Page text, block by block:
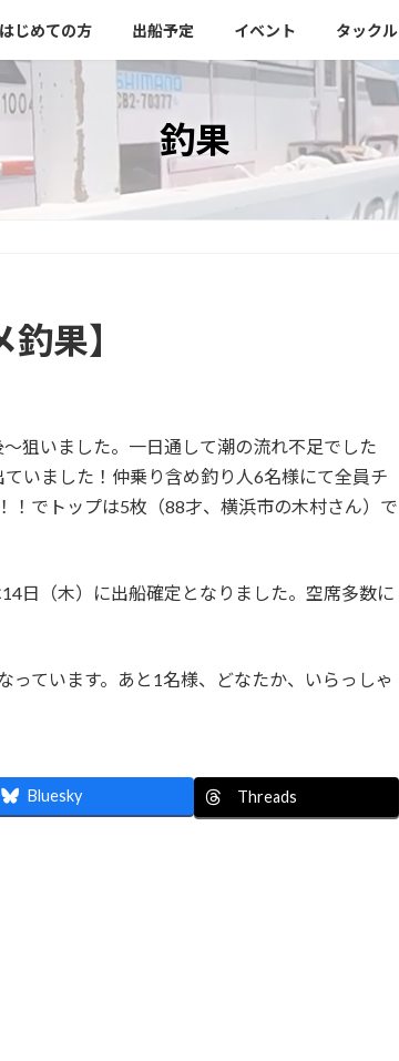
はじめての方 出船予定 イベント タックル
釣果
果】
狙いました。一日通して潮の流れ不足でした
いました！仲乗り含め釣り人6名様にて全員チ
でトップは5枚（88才、横浜市の木村さん）で
日（木）に出船確定となりました。空席多数に
ています。あと1名様、どなたか、いらっしゃ
Bluesky Threads